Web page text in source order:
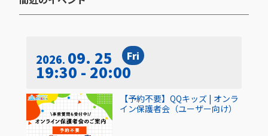
2026 09. 25 Fri
19:30 - 20:00
【予約不要】QQキッズ | オンラ
イン保護者会（ユーザー向け）